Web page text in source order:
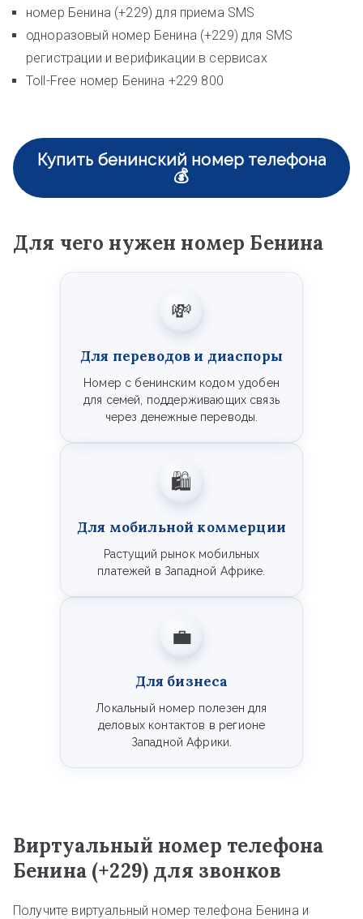
номер Бенина (+229) для приема SMS
одноразовый номер Бенина (+229) для SMS
регистрации и верификации в сервисах
Toll-Free номер Бенина +229 800
Купить бенинский номер телефона
💰
Для чего нужен номер Бенина
💸
Для переводов и диаспоры
Номер с бенинским кодом удобен
для семей, поддерживающих связь
через денежные переводы.
🛍️
Для мобильной коммерции
Растущий рынок мобильных
платежей в Западной Африке.
💼
Для бизнеса
Локальный номер полезен для
деловых контактов в регионе
Западной Африки.
Виртуальный номер телефона
Бенина (+229) для звонков
Получите виртуальный номер телефона Бенина и